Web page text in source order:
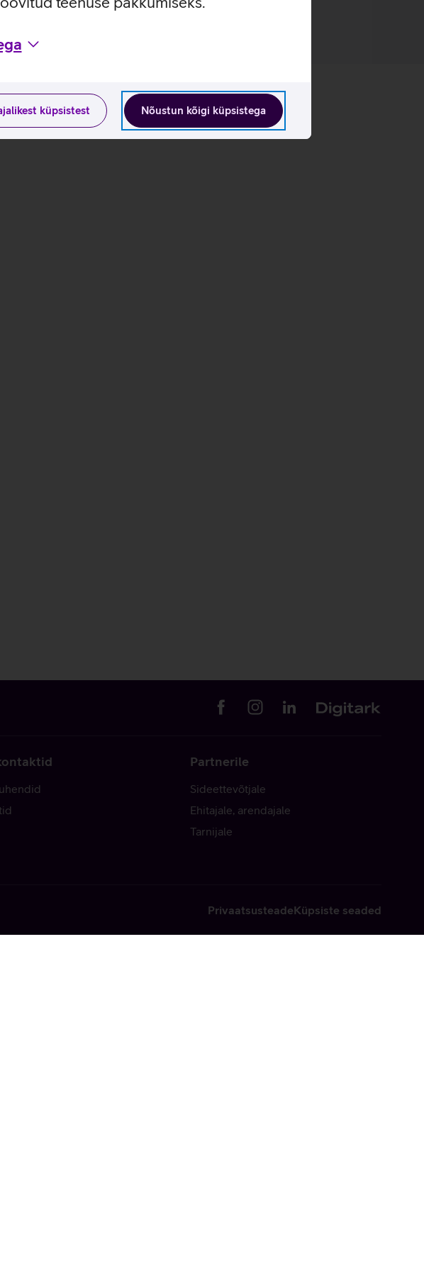
Nõustun kõigi küpsistega
küpsistest
Partnerile
Sideettevõtjale
Ehitajale, arendajale
Tarnijale
PrivaatsusteadeKüpsiste seaded